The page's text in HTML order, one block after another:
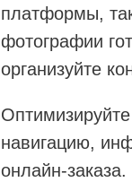
платформы,
фотографии
организуйте
навигацию,
онлайн-